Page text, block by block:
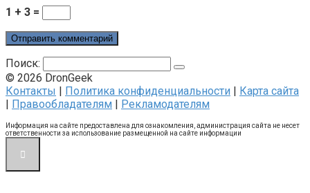
1 + 3 =
Поиск:
© 2026 DronGeek
Контакты
Политика конфиденциальности
Карта сайта
Правообладателям Рекламодателям
Информация на сайте предоставлена для ознакомления, администрация сайта не несет
ответственности за использование размещенной на сайте информации